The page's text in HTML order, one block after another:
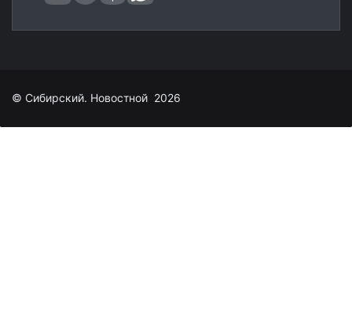
© Сибирский. Новостной 2026